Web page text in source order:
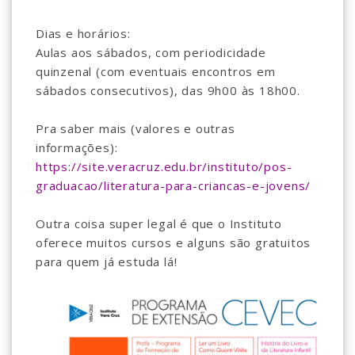
Dias e horários:
Aulas aos sábados, com periodicidade
quinzenal (com eventuais encontros em
sábados consecutivos), das 9h00 às 18h00.
Pra saber mais (valores e outras
informações):
https://site.veracruz.edu.br/instituto/pos-
graduacao/literatura-para-criancas-e-jovens/
Outra coisa super legal é que o Instituto
oferece muitos cursos e alguns são gratuitos
para quem já estuda lá!